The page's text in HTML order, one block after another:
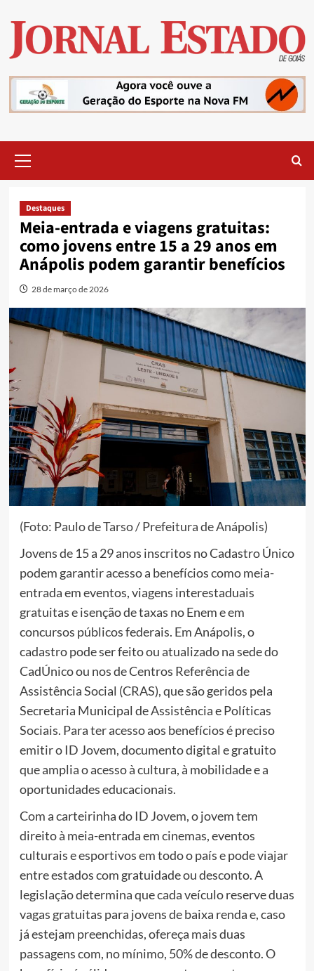
content
Menu
Destaques
Meia-entrada e viagens gratuitas:
como jovens entre 15 a 29 anos em
Anápolis podem garantir benefícios
28 de março de 2026
(Foto: Paulo de Tarso / Prefeitura de Anápolis)
Jovens de 15 a 29 anos inscritos no Cadastro Único
podem garantir acesso a benefícios como meia-
entrada em eventos, viagens interestaduais
gratuitas e isenção de taxas no Enem e em
concursos públicos federais. Em Anápolis, o
cadastro pode ser feito ou atualizado na sede do
CadÚnico ou nos de Centros Referência de
Assistência Social (CRAS), que são geridos pela
Secretaria Municipal de Assistência e Políticas
Sociais. Para ter acesso aos benefícios é preciso
emitir o ID Jovem, documento digital e gratuito
que amplia o acesso à cultura, à mobilidade e a
oportunidades educacionais.
Com a carteirinha do ID Jovem, o jovem tem
direito à meia-entrada em cinemas, eventos
culturais e esportivos em todo o país e pode viajar
entre estados com gratuidade ou desconto. A
legislação determina que cada veículo reserve duas
vagas gratuitas para jovens de baixa renda e, caso
já estejam preenchidas, ofereça mais duas
passagens com, no mínimo, 50% de desconto. O